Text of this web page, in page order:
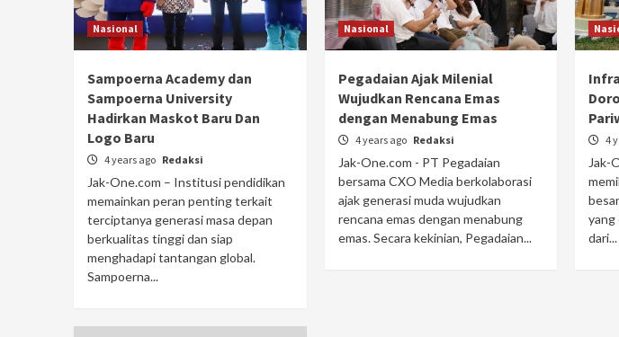
Nasional
Sampoerna Academy dan
Sampoerna University
Hadirkan Maskot Baru Dan
Logo Baru
4 years ago Redaksi
Jak-One.com – Institusi pendidikan
memainkan peran penting terkait
terciptanya generasi masa depan
berkualitas tinggi dan siap
menghadapi tantangan global.
Sampoerna...
Nasional
Pegadaian Ajak Milenial
Wujudkan Rencana Emas
dengan Menabung Emas
4 years ago Redaksi
Jak-One.com - PT Pegadaian
bersama CXO Media berkolaborasi
ajak generasi muda wujudkan
rencana emas dengan menabung
emas. Secara kekinian, Pegadaian...
4
Jak-
yang
dari...